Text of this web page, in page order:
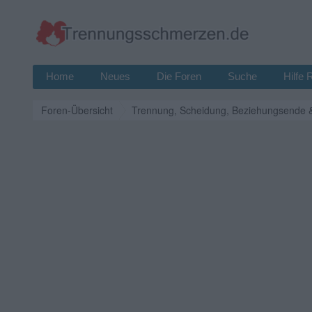
Home Neues Die Foren Suche Hilfe
Foren-Übersicht Trennung, Scheidung, Beziehungsende